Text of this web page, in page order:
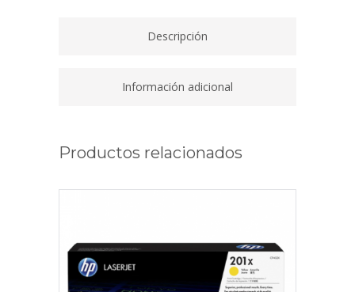
Descripción
Información adicional
Productos relacionados